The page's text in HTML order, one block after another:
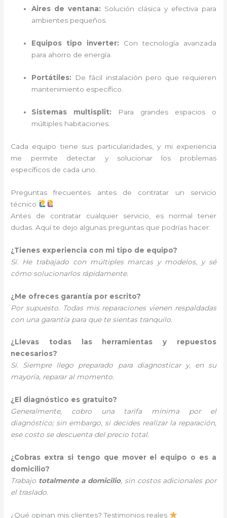
Aires de ventana: Solución clásica y efectiva para
ambientes pequeños.
Equipos tipo inverter: Con tecnología avanzada
para ahorro de energía.
Portátiles: De fácil instalación pero que requieren
mantenimiento específico.
Sistemas multisplit: Para grandes espacios o
múltiples habitaciones.
Cada equipo tiene sus particularidades, y mi experiencia
me permite detectar y solucionar los problemas
específicos de cada uno.
Preguntas frecuentes antes de contratar un servicio
técnico
Antes de contratar cualquier servicio, es normal tener
dudas. Aquí te dejo algunas preguntas que podrías hacer:
¿Tienes experiencia con mi tipo de equipo?
Sí. He trabajado con múltiples marcas y modelos, y sé
cómo solucionarlos rápidamente.
¿Me ofreces garantía por escrito?
Por supuesto. Todas mis reparaciones vienen respaldadas
con una garantía para que te sientas tranquilo.
¿Llevas todas las herramientas y repuestos
necesarios?
Sí. Siempre llego preparado para diagnosticar y, en su
mayoría, reparar al momento.
¿El diagnóstico es gratuito?
Generalmente, cobro una tarifa mínima por el
diagnóstico; sin embargo, si decides realizar la reparación,
ese costo se descuenta del precio total.
¿Cobras extra si tengo que mover el equipo o es a
domicilio?
Trabajo totalmente a domicilio, sin costos adicionales por
el traslado.
¿Qué opinan mis clientes? Testimonios reales